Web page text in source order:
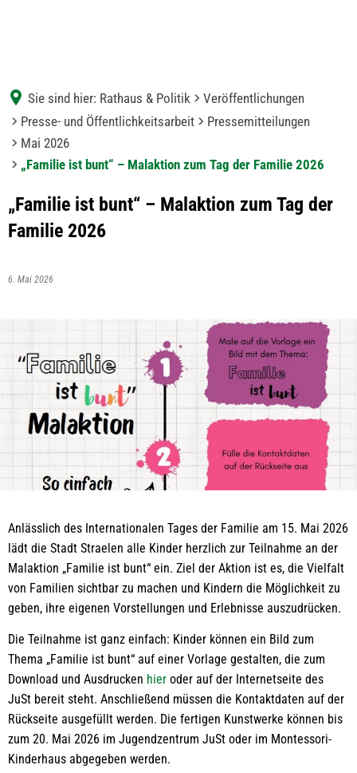
Sie sind hier: Rathaus & Politik
Veröffentlichungen
Presse- und Öffentlichkeitsarbeit
Pressemitteilungen
Mai 2026
„Familie ist bunt“ – Malaktion zum Tag der Familie 2026
„Familie ist bunt“ – Malaktion zum Tag der
Familie 2026
6. Mai 2026
Anlässlich des Internationalen Tages der Familie am 15. Mai 2026
lädt die Stadt Straelen alle Kinder herzlich zur Teilnahme an der
Malaktion „Familie ist bunt“ ein. Ziel der Aktion ist es, die Vielfalt
von Familien sichtbar zu machen und Kindern die Möglichkeit zu
geben, ihre eigenen Vorstellungen und Erlebnisse auszudrücken.
Die Teilnahme ist ganz einfach: Kinder können ein Bild zum
Thema „Familie ist bunt“ auf einer Vorlage gestalten, die zum
Download und Ausdrucken hier oder auf der Internetseite des
JuSt bereit steht. Anschließend müssen die Kontaktdaten auf der
Rückseite ausgefüllt werden. Die fertigen Kunstwerke können bis
zum 20. Mai 2026 im Jugendzentrum JuSt oder im Montessori-
Kinderhaus abgegeben werden.